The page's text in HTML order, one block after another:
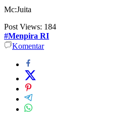
Mc:Juita
Post Views: 184
#Menpira RI
Komentar